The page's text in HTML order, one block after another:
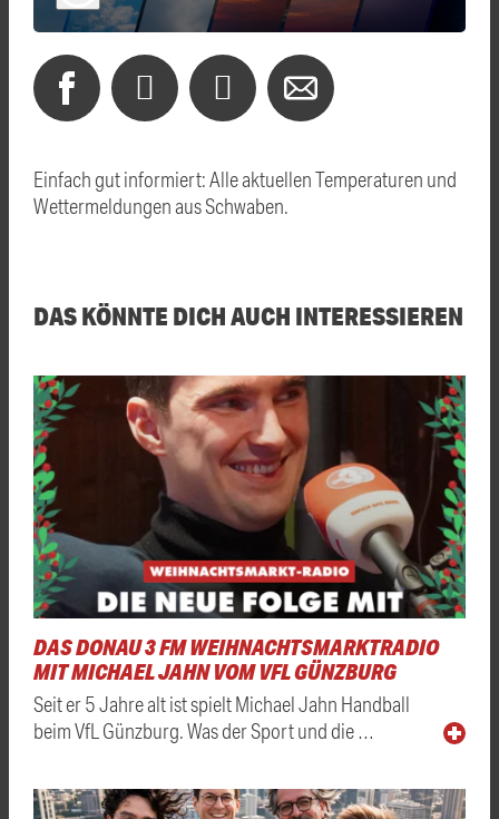
Einfach gut informiert: Alle aktuellen Temperaturen und
Wettermeldungen aus Schwaben.
DAS KÖNNTE DICH AUCH INTERESSIEREN
DAS DONAU 3 FM WEIHNACHTSMARKTRADIO
MIT MICHAEL JAHN VOM VFL GÜNZBURG
Seit er 5 Jahre alt ist spielt Michael Jahn Handball
beim VfL Günzburg. Was der Sport und die …